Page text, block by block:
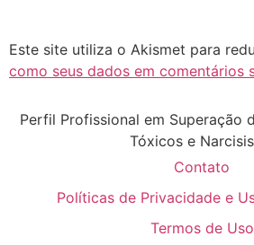
Este site utiliza o Akismet para
como seus dados em comentários
Perfil Profissional em Superação
Tóxicos e
Contato
Políticas de Privacidade e
Termos de Uso